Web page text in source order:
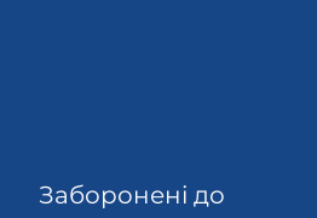
Заборонені до